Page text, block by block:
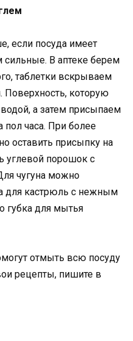
если посуда имеет
сильные. В аптеке берем
таблетки вскрываем
Поверхность, которую
а затем присыпаем
пол часа. При более
оставить присыпку на
углевой порошок с
чугуна можно
для кастрюль с нежным
губка для мытья
отмыть всю посуду
рецепты, пишите в